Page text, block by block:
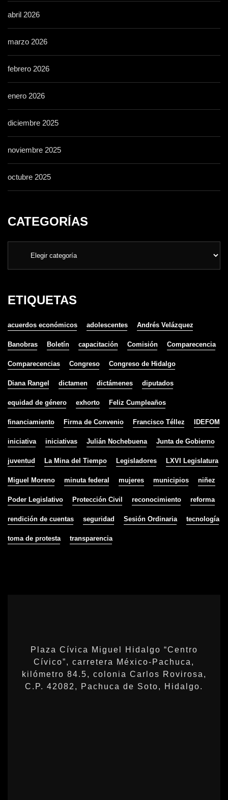
abril 2026
marzo 2026
febrero 2026
enero 2026
diciembre 2025
noviembre 2025
octubre 2025
CATEGORÍAS
ETIQUETAS
acuerdos económicos adolescentes Andrés Velázquez
Banobras Boletín capacitación Comisión Comparecencia
Comparecencias Congreso Congreso de Hidalgo
Diana Rangel dictamen dictámenes diputados
equidad de género exhorto Feliz Cumpleaños
financiamiento Firma de Convenio Francisco Téllez IDEFOM
iniciativa iniciativas Julián Nochebuena Junta de Gobierno
juventud La Mina del Tiempo Legisladores LXVI Legislatura
Miguel Moreno minuta federal mujeres municipios niñez
Poder Legislativo Protección Civil reconocimiento reforma
rendición de cuentas seguridad Sesión Ordinaria tecnología
toma de protesta transparencia
Plaza Cívica Miguel Hidalgo “Centro
Cívico”, carretera México-Pachuca,
kilómetro 84.5, colonia Carlos Rovirosa,
C.P. 42082, Pachuca de Soto, Hidalgo.